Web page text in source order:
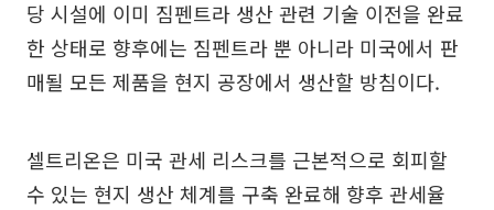
당 시설에 이미 짐펜트라 생산 관련 기술 이전을 완료
한 상태로 향후에는 짐펜트라 뿐 아니라 미국에서 판
매될 모든 제품을 현지 공장에서 생산할 방침이다.
셀트리온은 미국 관세 리스크를 근본적으로 회피할
수 있는 현지 생산 체계를 구축 완료해 향후 관세율